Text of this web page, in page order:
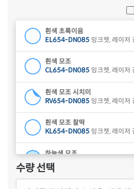
흰색 초록이음
EL654-DN085 잉크젯, 레이저
흰색 모조
CL654-DN085 잉크젯, 레이저
흰색 모조 시치미
RV654-DN085 잉크젯, 레이저
흰색 모조 찰딱
KL654-DN085 잉크젯, 레이저
하늘색 모조
CL654B-DN085
수량 선택